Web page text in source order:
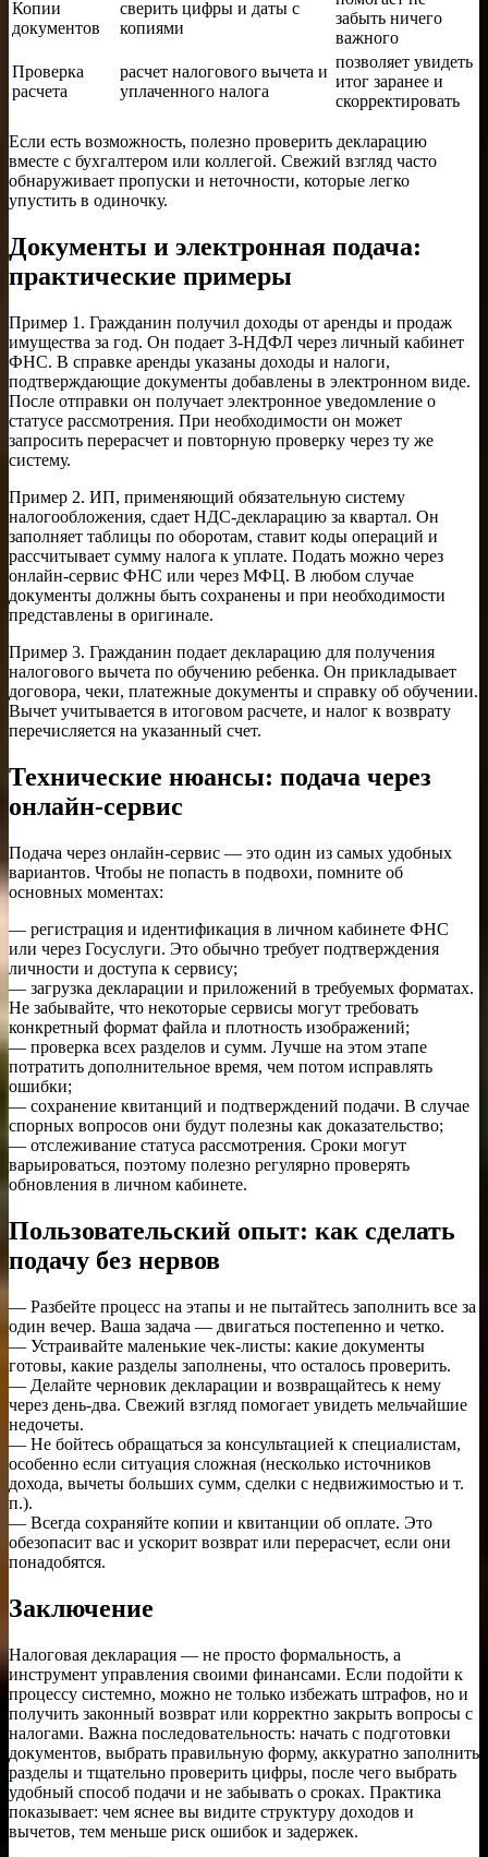
Копии
документов
сверить цифры и даты с
копиями
забыть ничего
важного
Проверка
расчета
расчет налогового вычета и
уплаченного налога
позволяет увидеть
итог заранее и
скорректировать
Если есть возможность, полезно проверить декларацию
вместе с бухгалтером или коллегой. Свежий взгляд часто
обнаруживает пропуски и неточности, которые легко
упустить в одиночку.
Документы и электронная подача:
практические примеры
Пример 1. Гражданин получил доходы от аренды и продаж
имущества за год. Он подает 3-НДФЛ через личный кабинет
ФНС. В справке аренды указаны доходы и налоги,
подтверждающие документы добавлены в электронном виде.
После отправки он получает электронное уведомление о
статусе рассмотрения. При необходимости он может
запросить перерасчет и повторную проверку через ту же
систему.
Пример 2. ИП, применяющий обязательную систему
налогообложения, сдает НДС-декларацию за квартал. Он
заполняет таблицы по оборотам, ставит коды операций и
рассчитывает сумму налога к уплате. Подать можно через
онлайн-сервис ФНС или через МФЦ. В любом случае
документы должны быть сохранены и при необходимости
представлены в оригинале.
Пример 3. Гражданин подает декларацию для получения
налогового вычета по обучению ребенка. Он прикладывает
договора, чеки, платежные документы и справку об обучении.
Вычет учитывается в итоговом расчете, и налог к возврату
перечисляется на указанный счет.
Технические нюансы: подача через
онлайн-сервис
Подача через онлайн-сервис — это один из самых удобных
вариантов. Чтобы не попасть в подвохи, помните об
основных моментах:
— регистрация и идентификация в личном кабинете ФНС
или через Госуслуги. Это обычно требует подтверждения
личности и доступа к сервису;
— загрузка декларации и приложений в требуемых форматах.
Не забывайте, что некоторые сервисы могут требовать
конкретный формат файла и плотность изображений;
— проверка всех разделов и сумм. Лучше на этом этапе
потратить дополнительное время, чем потом исправлять
ошибки;
— сохранение квитанций и подтверждений подачи. В случае
спорных вопросов они будут полезны как доказательство;
— отслеживание статуса рассмотрения. Сроки могут
варьироваться, поэтому полезно регулярно проверять
обновления в личном кабинете.
Пользовательский опыт: как сделать
подачу без нервов
— Разбейте процесс на этапы и не пытайтесь заполнить все за
один вечер. Ваша задача — двигаться постепенно и четко.
— Устраивайте маленькие чек-листы: какие документы
готовы, какие разделы заполнены, что осталось проверить.
— Делайте черновик декларации и возвращайтесь к нему
через день-два. Свежий взгляд помогает увидеть мельчайшие
недочеты.
— Не бойтесь обращаться за консультацией к специалистам,
особенно если ситуация сложная (несколько источников
дохода, вычеты больших сумм, сделки с недвижимостью и т.
п.).
— Всегда сохраняйте копии и квитанции об оплате. Это
обезопасит вас и ускорит возврат или перерасчет, если они
понадобятся.
Заключение
Налоговая декларация — не просто формальность, а
инструмент управления своими финансами. Если подойти к
процессу системно, можно не только избежать штрафов, но и
получить законный возврат или корректно закрыть вопросы с
налогами. Важна последовательность: начать с подготовки
документов, выбрать правильную форму, аккуратно заполнить
разделы и тщательно проверить цифры, после чего выбрать
удобный способ подачи и не забывать о сроках. Практика
показывает: чем яснее вы видите структуру доходов и
вычетов, тем меньше риск ошибок и задержек.